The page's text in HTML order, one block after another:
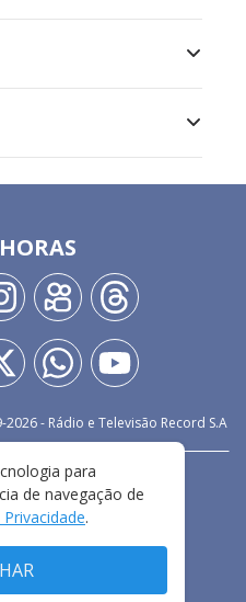
2026- Rádio e Televisão Record S.A
PRIVACIDADE
DE USO
para
de navegação de
.